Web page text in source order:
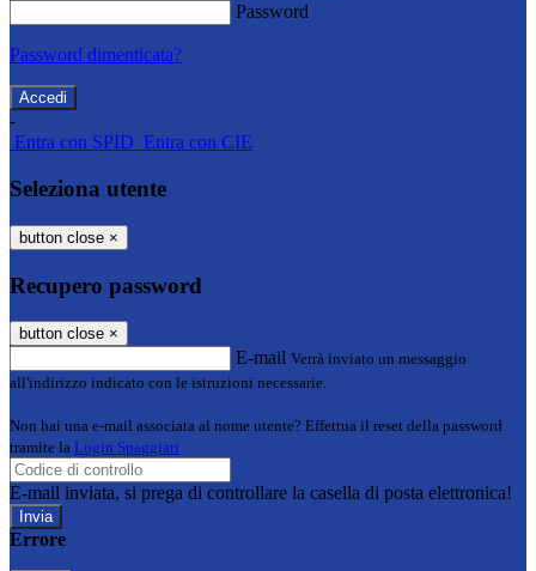
Password
Password dimenticata?
-
Entra con SPID Entra con CIE
Seleziona utente
button close ×
Recupero password
button close ×
E-mail Verrà inviato un messaggio
all'indirizzo indicato con le istruzioni necessarie.
Non hai una e-mail associata al nome utente? Effettua il reset della password
tramite la Login Spaggiari
E-mail inviata, si prega di controllare la casella di posta elettronica!
Errore